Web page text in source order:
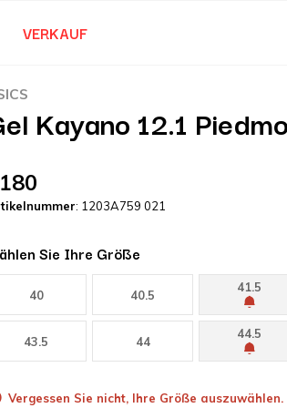
VERKAUF
Kayano 12.1
: 1203A759 021
Sie Ihre Größe
40 40.5
41.5
43.5 44
44.5
Vergessen Sie nicht, Ihre Größe auszuwählen.